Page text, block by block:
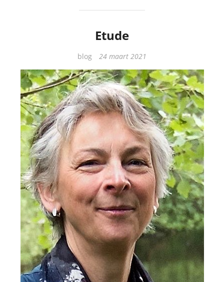
Etude
Categorieën
blog 24 maart 2021